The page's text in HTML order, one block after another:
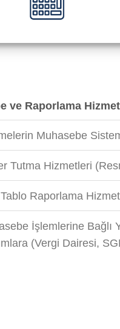
ve Raporlama
Muhasebe
Tutma Hizmetleri
Raporlama
İşlemlerine Bağlı
(Vergi Dairesi,